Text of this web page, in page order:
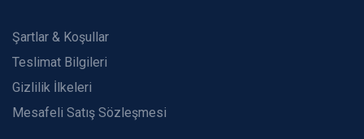
Şartlar & Koşullar
Teslimat Bilgileri
Gizlilik İlkeleri
Mesafeli Satış Sözleşmesi